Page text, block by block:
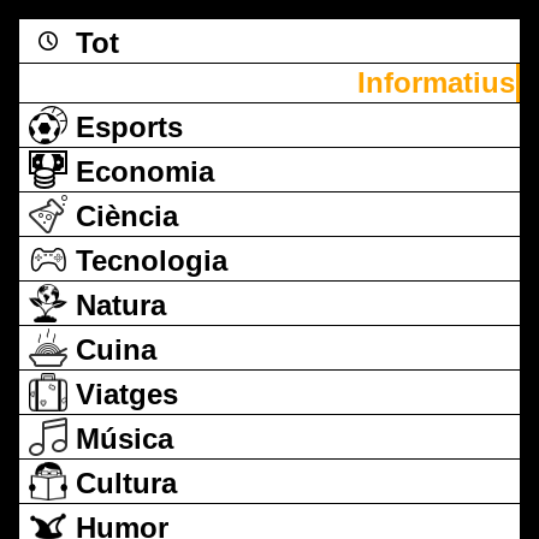
Tot
Informatius
Esports
Economia
Ciència
Tecnologia
Natura
Cuina
Viatges
Música
Cultura
Humor